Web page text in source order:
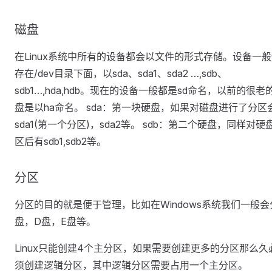
磁盘
在Linux系统中所有的设备都会以文件的形式存储。设备一
存在/dev目录下面，以sda、sda1、sda2 …,sdb、
sdb1…,hda,hdb。现在的设备一般都是sd命名，以前的很老
盘是以ha命名。 sda：第一块硬盘，如果对磁盘进行了分区
sda1(第一个分区)，sda2等。 sdb：第二个硬盘，同样对硬
区后有sdb1,sdb2等。
分区
分区的目的就是便于管理，比如在Windows系统我们一般会
盘，D盘，E盘等。
Linux只能创建4个主分区，如果需要创建更多的分区那么久
须创建逻辑分区，其中逻辑分区需要占用一个主分区。